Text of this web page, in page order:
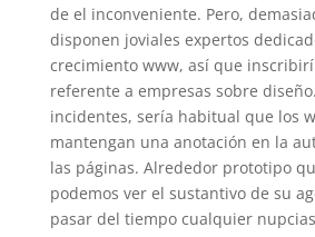
de el inconveniente. Pero,
disponen joviales expertos
crecimiento www, así que
referente a empresas sobre
incidentes, serí­a habitual que los
mantengan una anotación en la
las páginas. Alrededor prototipo
podemos ver el sustantivo de su
pasar del tiempo cualquier